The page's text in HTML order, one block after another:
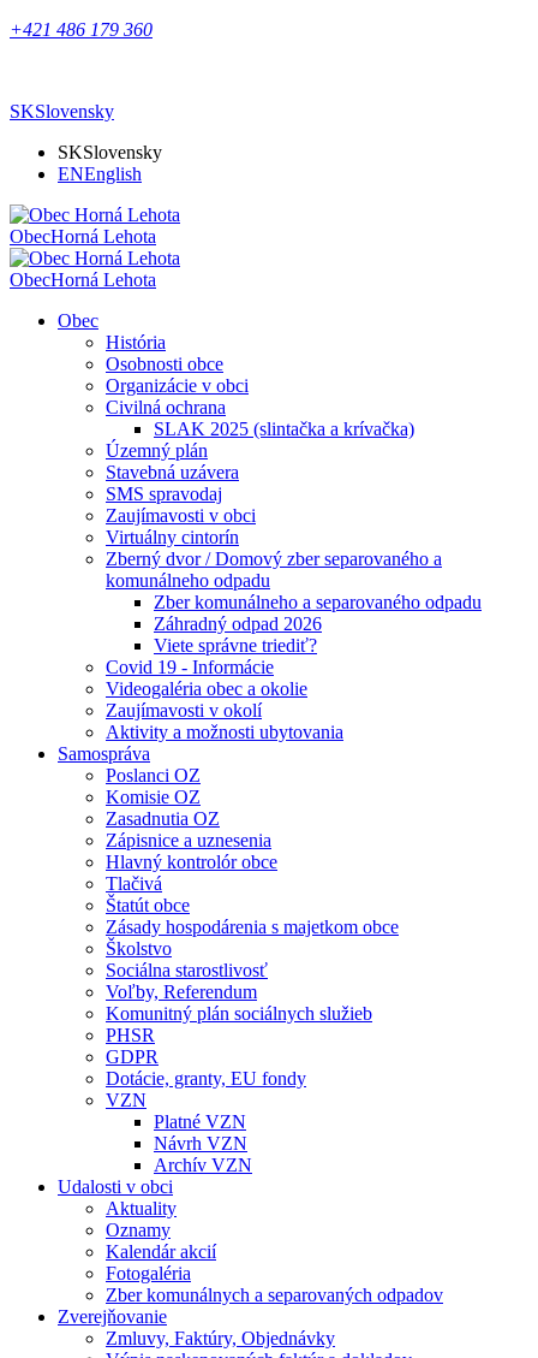
+421 486 179 360
SKSlovensky
SKSlovensky
ENEnglish
ObecHorná Lehota
ObecHorná Lehota
Obec
História
Osobnosti obce
Organizácie v obci
Civilná ochrana
SLAK 2025 (slintačka a krívačka)
Územný plán
Stavebná uzávera
SMS spravodaj
Zaujímavosti v obci
Virtuálny cintorín
Zberný dvor / Domový zber separovaného a
komunálneho odpadu
Zber komunálneho a separovaného odpadu
Záhradný odpad 2026
Viete správne triediť?
Covid 19 - Informácie
Videogaléria obec a okolie
Zaujímavosti v okolí
Aktivity a možnosti ubytovania
Samospráva
Poslanci OZ
Komisie OZ
Zasadnutia OZ
Zápisnice a uznesenia
Hlavný kontrolór obce
Tlačivá
Štatút obce
Zásady hospodárenia s majetkom obce
Školstvo
Sociálna starostlivosť
Voľby, Referendum
Komunitný plán sociálnych služieb
PHSR
GDPR
Dotácie, granty, EU fondy
VZN
Platné VZN
Návrh VZN
Archív VZN
Udalosti v obci
Aktuality
Oznamy
Kalendár akcií
Fotogaléria
Zber komunálnych a separovaných odpadov
Zverejňovanie
Zmluvy, Faktúry, Objednávky